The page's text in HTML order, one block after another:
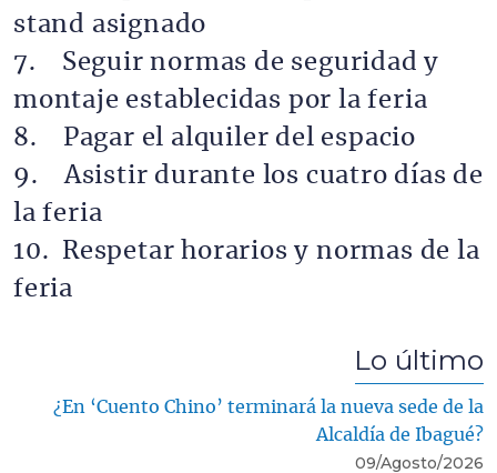
stand asignado
7. Seguir normas de seguridad y
montaje establecidas por la feria
8. Pagar el alquiler del espacio
9. Asistir durante los cuatro días de
la feria
10. Respetar horarios y normas de la
feria
Lo último
¿En ‘Cuento Chino’ terminará la nueva sede de la
Alcaldía de Ibagué?
09/Agosto/2026